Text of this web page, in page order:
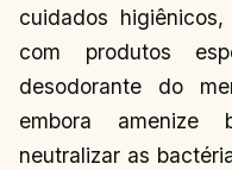
cuidados
com produtos
desodorante do
embora amenize
neutralizar as